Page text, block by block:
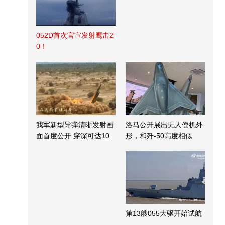
052D首次官宣发射鹰击2
0！
我军新型导弹清晰发射画
面首度公开 穿深可达10
洛马公开展出无人僚机外
形，和歼-50高度相似
第13艘055大驱开始试航